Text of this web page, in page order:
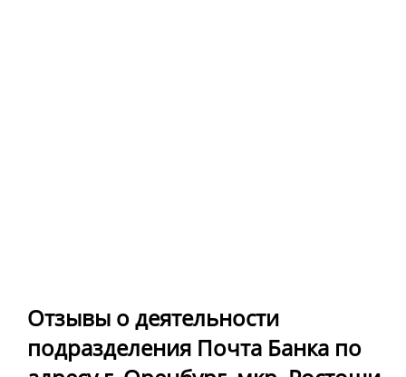
Отзывы о деятельности
подразделения Почта Банка по